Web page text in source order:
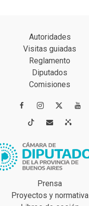
Autoridades
Visitas guiadas
Reglamento
Diputados
Comisiones
 
 
Prensa
Proyectos y normativa